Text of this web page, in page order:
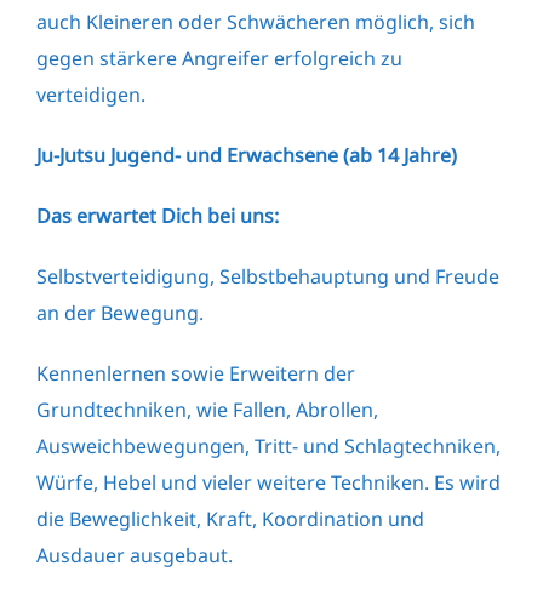
auch Kleineren oder Schwächeren möglich, sich
gegen stärkere Angreifer erfolgreich zu
verteidigen.
Ju-Jutsu Jugend- und Erwachsene (ab 14 Jahre)
Das erwartet Dich bei uns:
Selbstverteidigung, Selbstbehauptung und Freude
an der Bewegung.
Kennenlernen sowie Erweitern der
Grundtechniken, wie Fallen, Abrollen,
Ausweichbewegungen, Tritt- und Schlagtechniken,
Würfe, Hebel und vieler weitere Techniken. Es wird
die Beweglichkeit, Kraft, Koordination und
Ausdauer ausgebaut.